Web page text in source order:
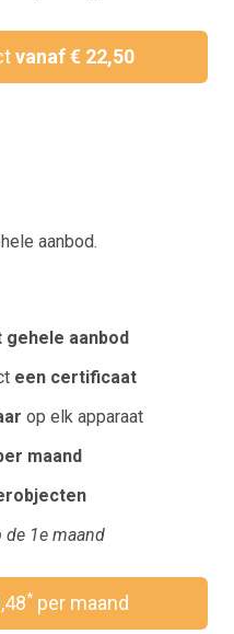
vanaf € 22,50
aanbod.
gehele aanbod
een certificaat
op elk apparaat
maand
de 1e maand
*per maand